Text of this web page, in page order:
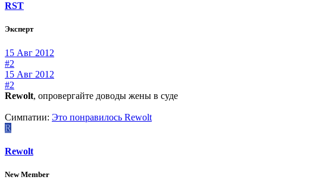
RST
Эксперт
15 Авг 2012
#2
15 Авг 2012
#2
Rewolt, опровергайте доводы жены в суде
Симпатии: Это понравилось Rewolt
R
Rewolt
New Member